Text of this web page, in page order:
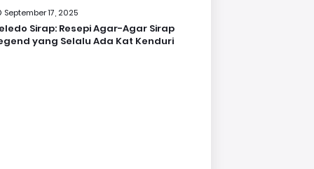
September 17, 2025
Sirap: Resepi Agar-Agar Sirap
yang Selalu Ada Kat Kenduri